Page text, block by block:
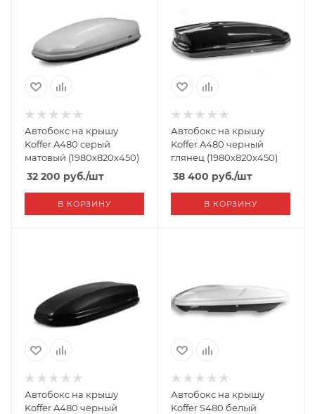
Автобокс на крышу
Koffer A480 серый
матовый (1980х820х450)
32 200 руб./шт
В КОРЗИНУ
Автобокс на крышу
Koffer A480 черный
глянец (1980х820х450)
38 400 руб./шт
В КОРЗИНУ
Автобокс на крышу
Koffer A480 черный
Автобокс на крышу
Koffer S480 белый